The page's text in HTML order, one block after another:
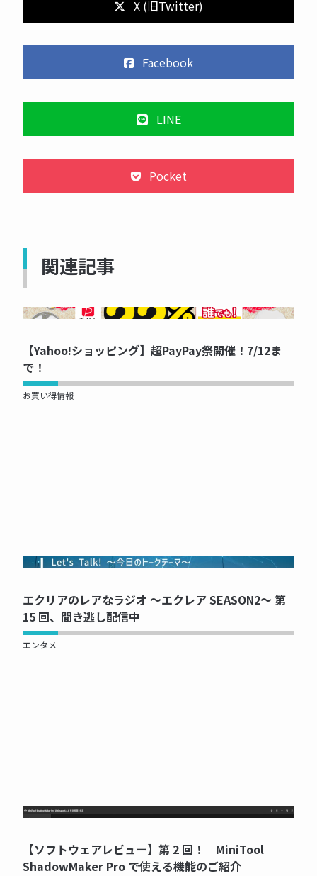
X (旧Twitter)
Facebook
LINE
Pocket
関連記事
NOW PRINTING...
【Yahoo!ショッピング】超PayPay祭開催！7/12ま
で！
お買い得情報
NOW PRINTING...
エクリアのレアなラジオ ～エクレア SEASON2～ 第
15 回、聞き逃し配信中
エンタメ
【ソフトウェアレビュー】第 2 回！ MiniTool
ShadowMaker Pro で使える機能のご紹介